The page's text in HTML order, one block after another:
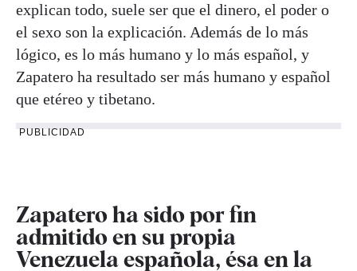
explican todo, suele ser que el dinero, el poder o
el sexo son la explicación. Además de lo más
lógico, es lo más humano y lo más español, y
Zapatero ha resultado ser más humano y español
que etéreo y tibetano.
PUBLICIDAD
Zapatero ha sido por fin
admitido en su propia
Venezuela española, ésa en la